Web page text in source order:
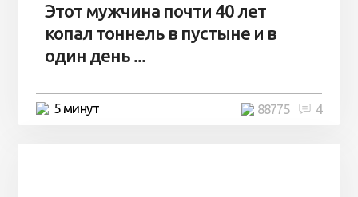
Этот мужчина почти 40 лет
копал тоннель в пустыне и в
один день ...
5 минут 4
88775